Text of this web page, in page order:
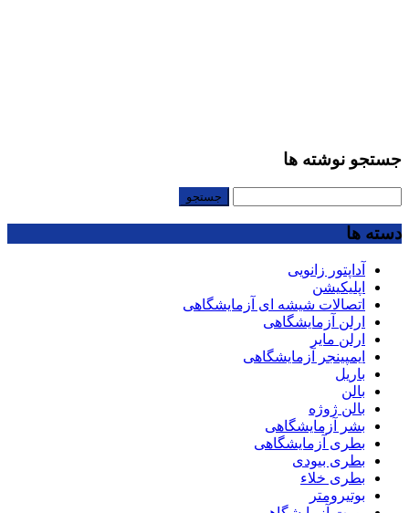
جستجو نوشته ها
دسته ها
آداپتور زانویی
اپلیکیشن
اتصالات شیشه ای آزمایشگاهی
ارلن آزمایشگاهی
ارلن مایر
ایمپینجر آزمایشگاهی
باریل
بالن
بالن ژوژه
بشر آزمایشگاهی
بطری آزمایشگاهی
بطری بیودی
بطری خلاء
بوتیرومتر